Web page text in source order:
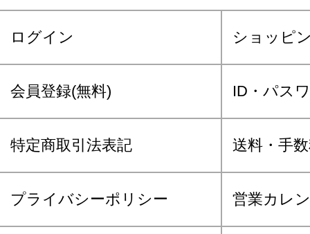
ログイン ショッピ
会員登録(無料) ID・パス
特定商取引法表記 送料・手
プライバシーポリシー 営業カレ